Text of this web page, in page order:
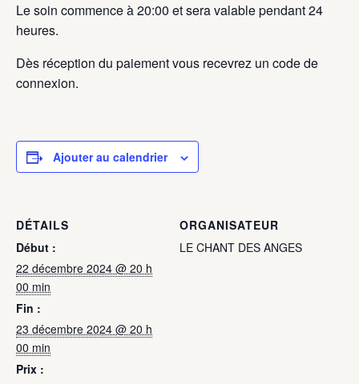
Le soin commence à 20:00 et sera valable pendant 24
heures.
Dès réception du paiement vous recevrez un code de
connexion.
Ajouter au calendrier
DÉTAILS
Début :
22 décembre 2024 @ 20 h
00 min
Fin :
23 décembre 2024 @ 20 h
00 min
Prix :
ORGANISATEUR
LE CHANT DES ANGES